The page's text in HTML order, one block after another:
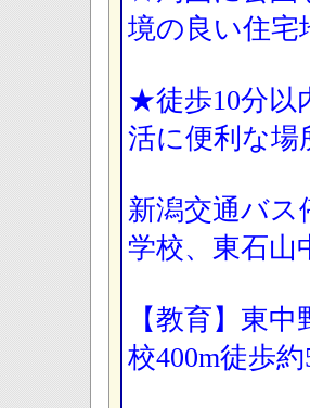
境の良い住宅
★徒歩10分以
活に便利な場
新潟交通バ
学校、東石山
【教育】東
校400m徒歩